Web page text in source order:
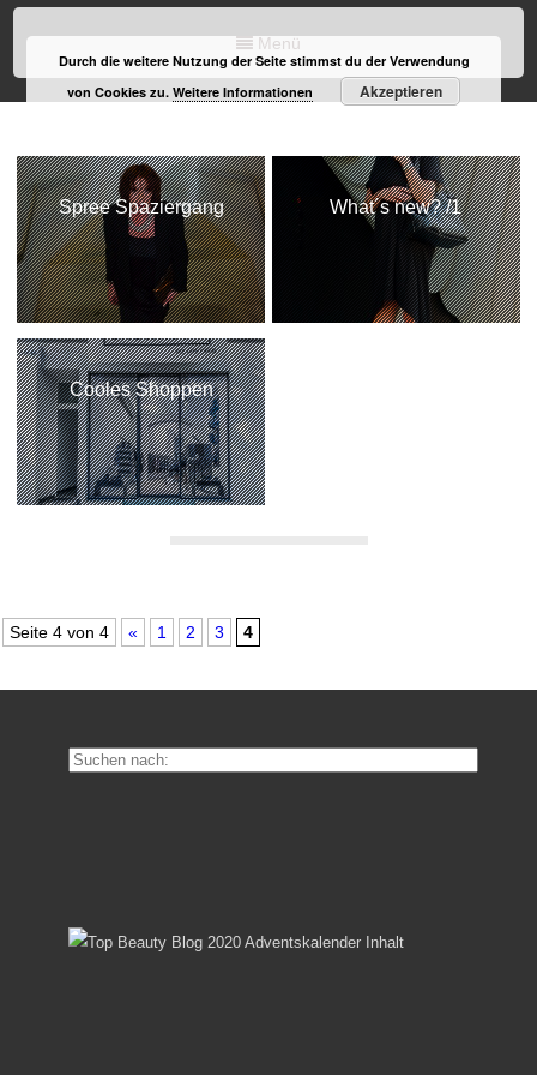
Menü
Spree Spaziergang What´s new? /1
Cooles Shoppen
Seite 4 von 4 « 1 2 3 4
Durch die weitere Nutzung der Seite stimmst du der Verwendung
von Cookies zu.Weitere Informationen Akzeptieren